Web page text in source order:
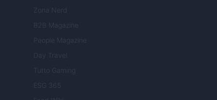
Zona Nerd
B2B Magazine
People Magazine
Day Travel
Tutto Gaming
ESG 365